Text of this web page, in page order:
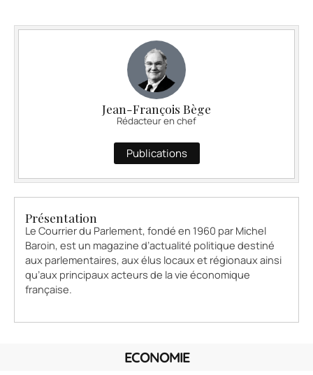
Jean-François Bège
Rédacteur en chef
Publications
Présentation
Le Courrier du Parlement, fondé en 1960 par Michel
Baroin, est un magazine d’actualité politique destiné
aux parlementaires, aux élus locaux et régionaux ainsi
qu’aux principaux acteurs de la vie économique
française.
ECONOMIE